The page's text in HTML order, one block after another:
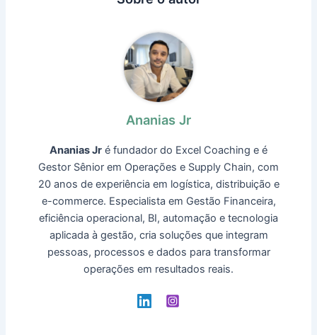
Ananias Jr
Ananias Jr é fundador do Excel Coaching e é
Gestor Sênior em Operações e Supply Chain, com
20 anos de experiência em logística, distribuição e
e-commerce. Especialista em Gestão Financeira,
eficiência operacional, BI, automação e tecnologia
aplicada à gestão, cria soluções que integram
pessoas, processos e dados para transformar
operações em resultados reais.